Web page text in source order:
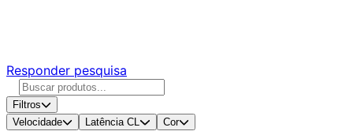
Responder pesquisa
Filtros
Velocidade
Latência CL Cor